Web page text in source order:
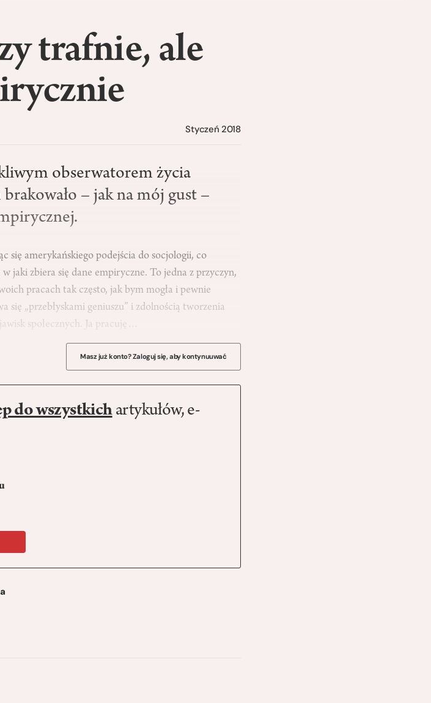
trafnie, ale
Styczeń 2018
obserwatorem życia
– jak na mój gust –
się amerykańskiego podejścia do socjologii, co
jaki zbiera się dane empiryczne. To jedna z przyczyn,
pracach tak często, jak bym mogła i pewnie
się „przebłyskami geniuszu” i zdolnością tworzenia
społecznych. Ja pracuję…
Masz już konto? Zaloguj się, aby kontynuuwać
do wszystkichartykułów, e-